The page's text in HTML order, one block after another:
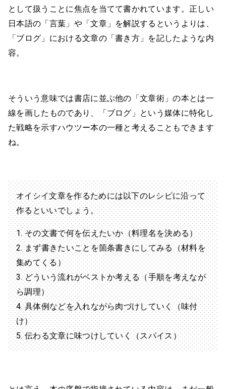
として扱うことに焦点を当てて書かれています。正しい
日本語の「言葉」や「文章」を解説するというよりは、
「ブログ」における文章の「書き方」を記したような内
容。
そういう意味では書店に並ぶ他の「文章術」の本とは一
線を画したものであり、「ブログ」という媒体に特化し
た戦略を示すハウツー本の一種と考えることもできます
ね。
オイシイ文章を作るためには以下のレシピに沿って
作るといいでしょう。
その文書で何を伝えたいか（料理名を決める）
まず書きたいことを箇条書きにしてみる（材料を
集めてくる）
どういう流れがベストか考える（手順を考えなが
ら調理）
具体例などを入れながら肉づけしていく（味付
け）
伝わる文章に味つけしていく（スパイス）